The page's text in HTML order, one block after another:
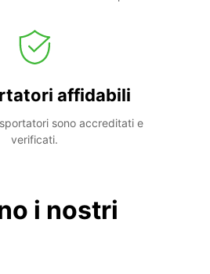
affidabili
sono accreditati e
verificati.
i nostri